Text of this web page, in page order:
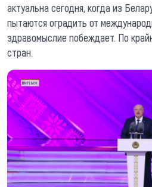
актуальна сегодня, когда из
пытаются оградить от
здравомыслие побеждает. По
стран.